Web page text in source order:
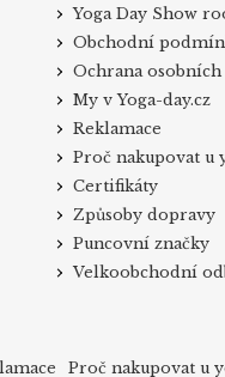
Yoga Day Show
Obchodní
Ochrana osobních
My v Yoga-day.cz
Reklamace
Proč nakupovat u
Certifikáty
Způsoby dopravy
Puncovní značky
Velkoobchodní
Proč nakupovat u